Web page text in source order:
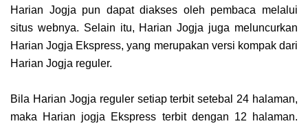
Harian Jogja pun dapat diakses oleh pembaca melalui
situs webnya. Selain itu, Harian Jogja juga meluncurkan
Harian Jogja Ekspress, yang merupakan versi kompak dari
Harian Jogja reguler.
Bila Harian Jogja reguler setiap terbit setebal 24 halaman,
maka Harian jogja Ekspress terbit dengan 12 halaman.